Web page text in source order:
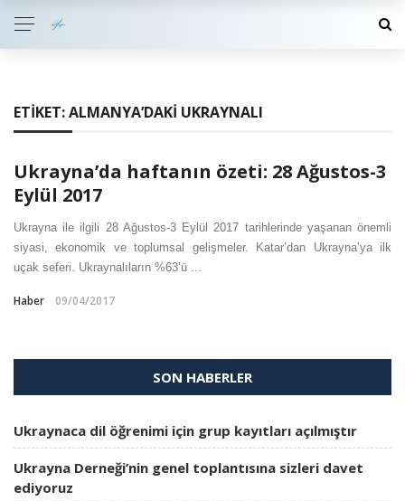
ETIKET:ALMANYA’DAKI UKRAYNALI
Ukrayna’da haftanın özeti: 28 Ağustos-3
Eylül 2017
Ukrayna ile ilgili 28 Ağustos-3 Eylül 2017 tarihlerinde yaşanan önemli
siyasi, ekonomik ve toplumsal gelişmeler. Katar’dan Ukrayna’ya ilk
uçak seferi. Ukraynalıların %63’ü ...
Haber 09/04/2017
SON HABERLER
Ukraynaca dil öğrenimi için grup kayıtları açılmıştır
Ukrayna Derneği’nin genel toplantısına sizleri davet
ediyoruz